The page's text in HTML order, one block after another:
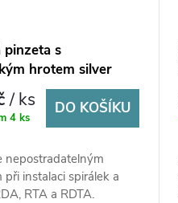
pinzeta s
hrotem silver
/ ks
4 ks
DO KOŠÍKU
nepostradatelným
při instalaci spirálek a
RTA a RDTA.